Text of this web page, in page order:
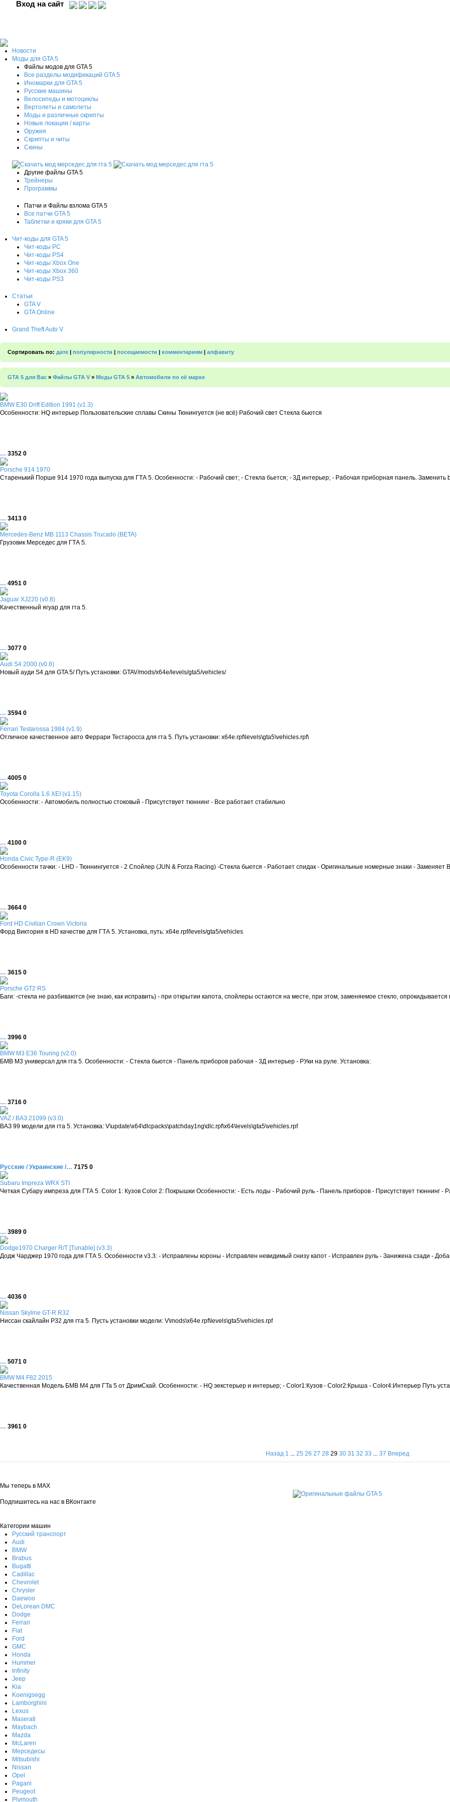
Вход на сайт
Новости
Моды для GTA 5
Файлы модов для GTA 5
Все разделы модификаций GTA 5
Иномарки для GTA 5
Русские машины
Велосипеды и мотоциклы
Вертолеты и самолеты
Моды и различные скрипты
Новые локации / карты
Оружия
Скрипты и читы
Скины
Другие файлы GTA 5
Трейнеры
Программы
Патчи и Файлы взлома GTA 5
Все патчи GTA 5
Таблетки и кряки для GTA 5
Чит-коды для GTA 5
Чит-коды PC
Чит-коды PS4
Чит-коды Xbox One
Чит-коды Xbox 360
Чит-коды PS3
Статьи
GTA V
GTA Online
Grand Theft Auto V
Сортировать по: дате | популярности | посещаемости | комментариям | алфавиту
GTA 5 для Вас » Файлы GTA V » Моды GTA 5 » Автомобили по её марке
BMW E30 Drift Edition 1991 (v1.3)
Особенности: HQ интерьер Пользовательские сплавы Скины Тюнингуется (не всё) Рабочий свет Стекла бьются
… 3352 0
Porsche 914 1970
Старенький Порше 914 1970 года выпуска для ГТА 5. Особенности: - Рабочий свет; - Стекла бьется; - 3Д интерьер; - Рабочая приборная панель.
… 3413 0
Mercedes-Benz MB 1113 Chassis Trucado (BETA)
Грузовик Мерседес для ГТА 5.
… 4951 0
Jaguar XJ220 (v0.8)
Качественный ягуар для гта 5.
… 3077 0
Audi S4 2000 (v0.8)
Новый ауди S4 для GTA 5/ Путь установки: GTAV/mods/x64e/levels/gta5/vehicles/
… 3594 0
Ferrari Testarossa 1984 (v1.9)
Отличное качественное авто Феррари Тестаросса для гта 5. Путь установки: x64e.rpf\levels\gta5\vehicles.rpf\
… 4005 0
Toyota Corolla 1.6 XEI (v1.15)
Особенности: - Автомобиль полностью стоковый - Присутствует тюннинг - Все работает стабильно
… 4100 0
Honda Civic Type-R (EK9)
Особенности тачки: - LHD - Тюннингуется - 2 Спойлер (JUN & Forza Racing) -Стекла бьются - Работает спидак - Оригинальные номерные знаки - Заменяет
… 3664 0
Ford HD Civilian Crown Victoria
Форд Виктория в HD качестве для ГТА 5. Установка, путь: x64e.rpf/levels/gta5/vehicles
… 3615 0
Porsche GT2 RS
Баги: -стекла не разбиваются (не знаю, как исправить) - при открытии капота, спойлеры остаются на месте, при этом, заменяемое стекло, опрокидывается
… 3996 0
BMW M3 E36 Touring (v2.0)
БМВ М3 универсал для гта 5. Особенности: - Стекла бьются - Панель приборов рабочая - 3Д интерьер - РУки на руле. Установка:
… 3716 0
VAZ / ВАЗ 21099 (v3.0)
ВАЗ 99 модели для гта 5. Установка: V\update\x64\dlcpacks\patchday1ng\dlc.rpf\x64\levels\gta5\vehicles.rpf
Русские / Украинские /… 7175 0
Subaru Impreza WRX STI
Четкая Субару импреза для ГТА 5. Color 1: Кузов Color 2: Покрышки Особенности: - Есть лоды - Рабочий руль - Панель приборов - Присутствует тюннинг -
… 3989 0
Dodge1970 Charger R/T [Tunable] (v3.3)
Додж Чарджер 1970 года для ГТА 5. Особенности v3.3: - Исправлены короны - Исправлен невидимый снизу капот - Исправлен руль - Занижена сзади -
… 4036 0
Nissan Skyline GT-R R32
Ниссан скайлайн Р32 для гта 5. Пусть установки модели: V\mods\x64e.rpf\levels\gta5\vehicles.rpf
… 5071 0
BMW M4 F82 2015
Качественная Модель БМВ М4 для ГТа 5 от ДримСкай. Особенности: - HQ эекстерьер и интерьер; - Color1:Кузов - Color2:Крыша - Color4:Интерьер Путь
… 3961 0
Назад 1 ... 25 26 27 28 29 30 31 32 33 ... 37 Вперед
Мы теперь в MAX
Подпишитесь на нас в ВКонтакте
Категории машин
Русский транспорт
Audi
BMW
Brabus
Bugatti
Cadillac
Chevrolet
Chrysler
Daewoo
DeLorean DMC
Dodge
Ferrari
Fiat
Ford
GMC
Honda
Hummer
Infinity
Jeep
Kia
Koenigsegg
Lamborghini
Lexus
Maserati
Maybach
Mazda
McLaren
Мерседесы
Mitsubishi
Nissan
Opel
Pagani
Peugeot
Plymouth